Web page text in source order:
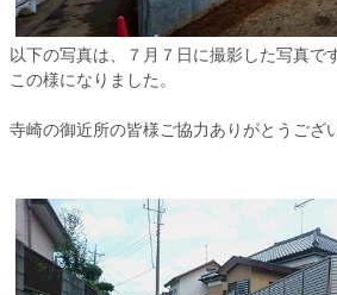
以下の写真は、７月７日に撮影した写真で
この様になりました。
寺崎の御近所の皆様ご協力ありがとうござ